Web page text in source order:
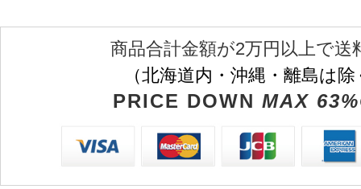
商品合計金額が2万円以上で送
（北海道内・沖縄・離島は
PRICE DOWN MAX